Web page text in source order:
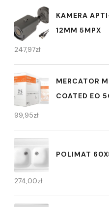
KAMERA
12MM 5MPX
247,97zł
MERCATOR
COATED EO
99,95zł
POLIMAT
274,00zł